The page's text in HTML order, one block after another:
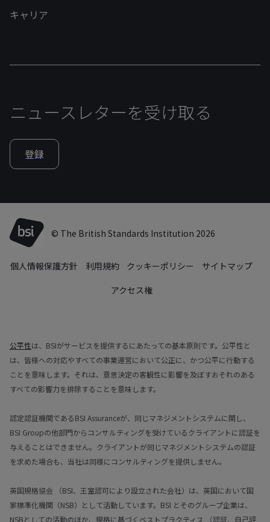
キャリア
ニュースレターを受け取る
登録
© The British Standards Institution 2026
個人情報保護方針 利用規約 クッキーポリシー
サイトマップ
アクセス権
公平性は、BSIがサービスを提供するにあたっての基本原則です。公平性と
は、皆様への対応やすべての事業運営において公正に、かつ公平に行動する
ことを意味します。それは、意思決定の客観性に影響を及ぼすおそれのある
すべての影響力を排除することを意味します。
認定認証機関であるBSI Assuranceが、同じマネジメントシステムに関し、
BSI Groupの他部門からコンサルティングを受けているクライアントに認証を
与えることはできません。クライアントが同じマネジメントシステムの認証
を求めた場合も、当社は同様にコンサルティングを提供しません。
英国規格協会 （BSI、王室認可により設立された会社）は、英国において国
家標準化機関（NSB）として活動しています。BSI とそのグループ企業は、
NSBとしての活動のほか、規格に基づくベストプラクティス （認証、自己評